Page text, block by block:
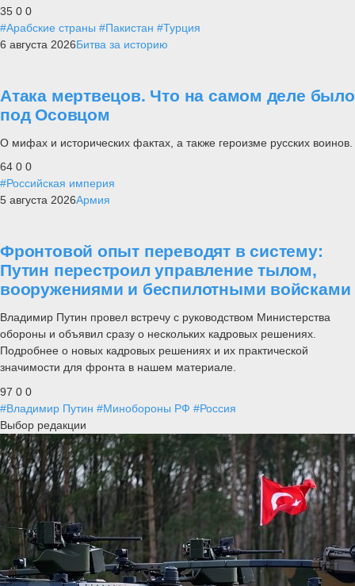
35 0 0
#Арабские страны #Пакистан #Турция
6 августа 2026Битва за историю
Атака мертвецов. Что на самом деле было
под Осовцом
О мифах и исторических фактах, а также героизме русских воинов.
64 0 0
#Российская империя
5 августа 2026Армия
Фронтовой опыт переводят в систему:
Путин перестроил управление тылом,
вооружениями и беспилотными войсками
Владимир Путин провел встречу с руководством Министерства
обороны и объявил сразу о нескольких кадровых решениях.
Подробнее о новых кадровых решениях и их практической
значимости для фронта в нашем материале.
97 0 0
#Владимир Путин #Минобороны РФ #Россия
Выбор редакции